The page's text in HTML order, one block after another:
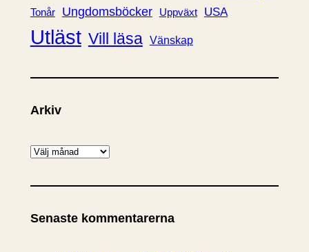
Tonår Ungdomsböcker Uppväxt USA
Utläst Vill läsa Vänskap
Arkiv
A
k
v
Senaste kommentarerna